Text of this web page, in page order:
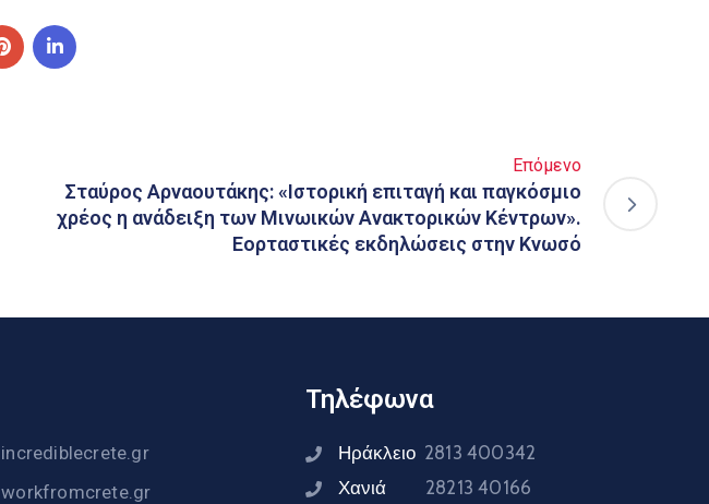
Επόμενο
Σταύρος Αρναουτάκης: «Ιστορική επιταγή και παγκόσμιο
χρέος η ανάδειξη των Μινωικών Ανακτορικών Κέντρων».
Εορταστικές εκδηλώσεις στην Κνωσό
incrediblecrete.gr
workfromcrete.gr
Τηλέφωνα
Ηράκλειο 2813 400342
Χανιά 28213 40166